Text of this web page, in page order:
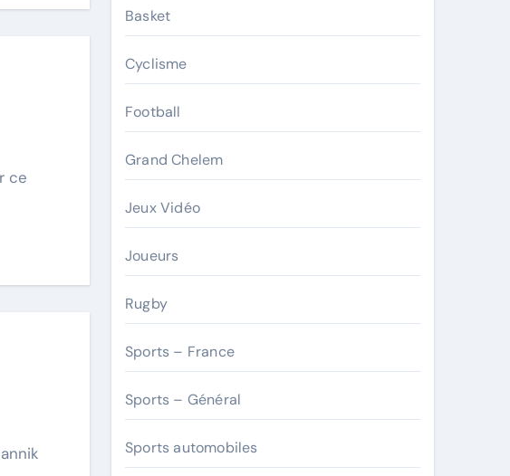
Basket
Cyclisme
Football
Grand Chelem
Jeux Vidéo
Joueurs
Rugby
Sports – France
Sports – Général
Sports automobiles